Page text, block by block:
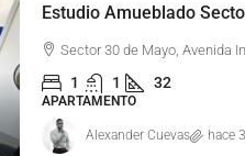
Estudio Amueblado
Sector 30 de Mayo, Avenida
1 1 32
APARTAMENTO
Alexander Cuevas hace